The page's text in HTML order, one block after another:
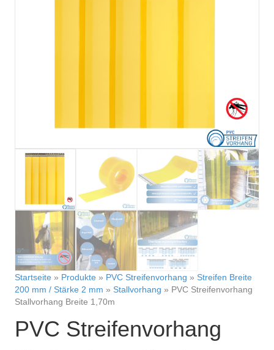
Startseite » Produkte » PVC Streifenvorhang » Streifen Breite
200 mm / Stärke 2 mm » Stallvorhang » PVC Streifenvorhang
Stallvorhang Breite 1,70m
PVC Streifenvorhang